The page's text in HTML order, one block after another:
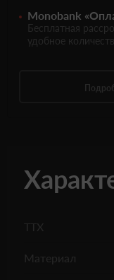
Monobank
Бесплатная
удобное
ТТХ
Материал